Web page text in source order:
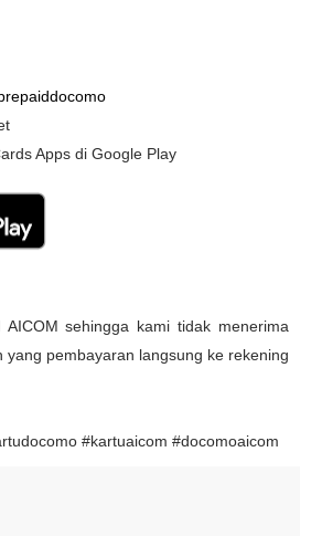
Apps di Google Play
AICOM sehingga kami tidak menerima
yang pembayaran langsung ke rekening
#kartuaicom #docomoaicom